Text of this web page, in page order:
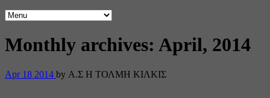
Monthly archives: April, 2014
Apr 18 2014 by Α.Σ Η ΤΟΛΜΗ ΚΙΛΚΙΣ